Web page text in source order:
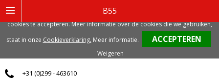
B55
0
+31 (0)299 - 463610
gerelateerde cookies. Voor de beste gebruikerservaring, adviseren we deze
cookies te accepteren. Meer informatie over de cookies die we gebruiken,
staat in onze Cookieverklaring. Meer informatie.
Weigeren